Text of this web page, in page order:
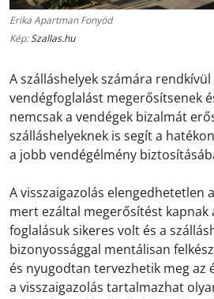
Erika Apartman Fonyód
Kép:Szallas.hu
A szálláshelyek számára
vendégfoglalást megerősítsenek
nemcsak a vendégek bizalmát
szálláshelyeknek is segít a
a jobb vendégélmény
A visszaigazolás elengedhetetlen
mert ezáltal megerősítést kapnak
foglalásuk sikeres volt és a
bizonyossággal mentálisan
és nyugodtan tervezhetik meg az
a visszaigazolás tartalmazhat